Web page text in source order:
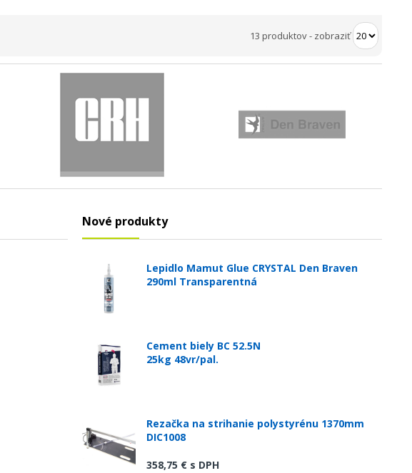
13 produktov- zobraziť
Nové produkty
Lepidlo Mamut Glue CRYSTAL Den Braven
290ml Transparentná
Cement biely BC 52.5N
25kg 48vr/pal.
Rezačka na strihanie polystyrénu 1370mm
DIC1008
358,75 € s DPH